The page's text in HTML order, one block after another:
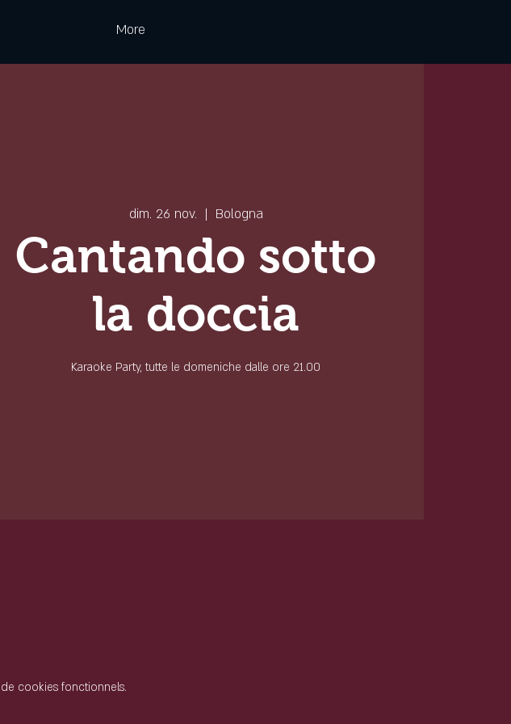
More
dim. 26 nov.
  |
Bologna
Cantando sotto
la doccia
Karaoke Party, tutte le domeniche dalle ore 21.00
cookies fonctionnels.